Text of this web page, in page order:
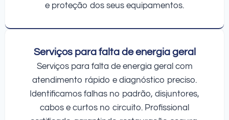
e proteção dos seus equipamentos.
Serviços para falta de energia geral
Serviços para falta de energia geral com
atendimento rápido e diagnóstico preciso.
Identificamos falhas no padrão, disjuntores,
cabos e curtos no circuito. Profissional